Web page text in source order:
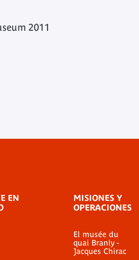
2011
EN
MISIONES Y
OPERACIONES
El musée du
quai Branly -
Jacques Chirac